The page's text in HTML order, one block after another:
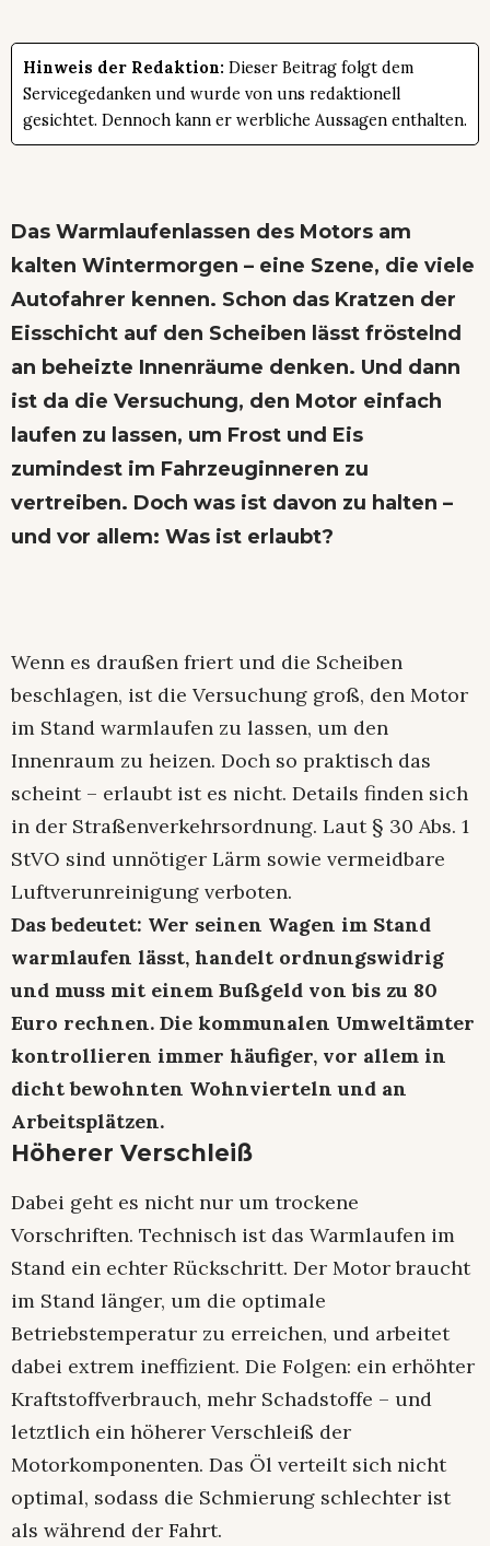
Hinweis der Redaktion: Dieser Beitrag folgt dem
Servicegedanken und wurde von uns redaktionell
gesichtet. Dennoch kann er werbliche Aussagen enthalten.
Das Warmlaufenlassen des Motors am
kalten Wintermorgen – eine Szene, die viele
Autofahrer kennen. Schon das Kratzen der
Eisschicht auf den Scheiben lässt fröstelnd
an beheizte Innenräume denken. Und dann
ist da die Versuchung, den Motor einfach
laufen zu lassen, um Frost und Eis
zumindest im Fahrzeuginneren zu
vertreiben. Doch was ist davon zu halten –
und vor allem: Was ist erlaubt?
Wenn es draußen friert und die Scheiben
beschlagen, ist die Versuchung groß, den Motor
im Stand warmlaufen zu lassen, um den
Innenraum zu heizen. Doch so praktisch das
scheint – erlaubt ist es nicht. Details finden sich
in der Straßenverkehrsordnung. Laut § 30 Abs. 1
StVO sind unnötiger Lärm sowie vermeidbare
Luftverunreinigung verboten.
Das bedeutet: Wer seinen Wagen im Stand
warmlaufen lässt, handelt ordnungswidrig
und muss mit einem Bußgeld von bis zu 80
Euro rechnen. Die kommunalen Umweltämter
kontrollieren immer häufiger, vor allem in
dicht bewohnten Wohnvierteln und an
Arbeitsplätzen.
Höherer Verschleiß
Dabei geht es nicht nur um trockene
Vorschriften. Technisch ist das Warmlaufen im
Stand ein echter Rückschritt. Der Motor braucht
im Stand länger, um die optimale
Betriebstemperatur zu erreichen, und arbeitet
dabei extrem ineffizient. Die Folgen: ein erhöhter
Kraftstoffverbrauch, mehr Schadstoffe – und
letztlich ein höherer Verschleiß der
Motorkomponenten. Das Öl verteilt sich nicht
optimal, sodass die Schmierung schlechter ist
als während der Fahrt.